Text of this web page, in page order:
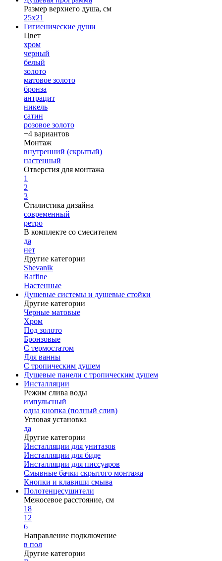
Размер верхнего душа, см
25х21
Гигиенические души
Цвет
хром
черный
белый
золото
матовое золото
бронза
антрацит
никель
сатин
розовое золото
+4 вариантов
Монтаж
внутренний (скрытый)
настенный
Отверстия для монтажа
1
2
3
Стилистика дизайна
современный
ретро
В комплекте со смесителем
да
нет
Другие категории
Shevanik
Raffine
Настенные
Душевые системы и душевые стойки
Другие категории
Черные матовые
Хром
Под золото
Бронзовые
С термостатом
Для ванны
С тропическим душем
Душевые панели с тропическим душем
Инсталляции
Режим слива воды
импульсный
одна кнопка (полный слив)
Угловая установка
да
Другие категории
Инсталляции для унитазов
Инсталляции для биде
Инсталляции для писсуаров
Смывные бачки скрытого монтажа
Кнопки и клавиши смыва
Полотенцесушители
Межосевое расстояние, см
18
12
6
Направление подключение
в пол
Другие категории